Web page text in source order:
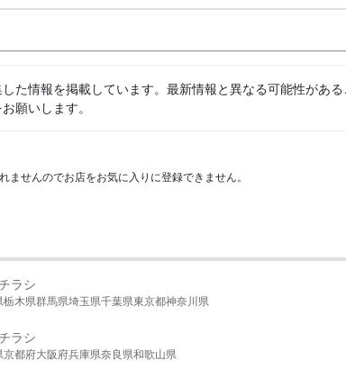
た情報を掲載しています。最新情報と異なる可能性があ
願いします。
せんのでお店をお気に入りに登録できません。
ラシ
栃木県群馬県埼玉県千葉県東京都神奈川県
ラシ
京都府大阪府兵庫県奈良県和歌山県